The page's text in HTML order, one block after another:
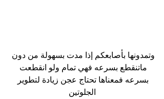
وتمدونها بأصابعكم إذا مدت بسهولة من دون
ماتنقطع بسرعه فهي تمام ولو انقطعت
بسرعه فمعناها تحتاج عجن زيادة لتطوير
الجلوتين